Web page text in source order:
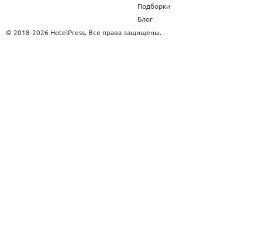
Подборки
Блог
© 2018-2026 HotelPress. Все права защищены.